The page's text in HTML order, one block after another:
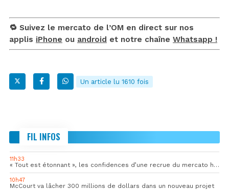
🔁 Suivez le mercato de l’OM en direct sur nos
applis iPhone ou android et notre chaîne Whatsapp !
Un article lu 1610 fois
FIL INFOS
11h33
« Tout est étonnant », les confidences d’une recrue du mercato hivernal de l’OM
10h47
McCourt va lâcher 300 millions de dollars dans un nouveau projet